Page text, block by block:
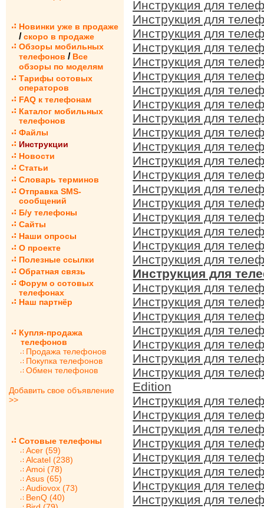
Новинки уже в продаже
/ скоро в продаже
Обзоры мобильных
телефонов / Все
обзоры по моделям
Тарифы сотовых
операторов
FAQ к телефонам
Каталог мобильных
телефонов
Файлы
Инструкции
Новости
Статьи
Словарь терминов
Отправка SMS-
сообщений
Б/у телефоны
Сайты
Наши опросы
О проекте
Полезные ссылки
Обратная связь
Форум о сотовых
телефонах
Наш партнёр
Купля-продажа
телефонов
Продажа телефонов
Покупка телефонов
Обмен телефонов
Добавить свое объявление
>>
Сотовые телефоны
Acer (59)
Alcatel (238)
Amoi (78)
Asus (65)
Audiovox (73)
BenQ (40)
Инструкция для
Инструкция для
Инструкция для
Инструкция для
Инструкция для
Инструкция для
Инструкция для
Инструкция для
Инструкция для
Инструкция для
Инструкция для
Инструкция для
Инструкция для
Инструкция для
Инструкция для
Инструкция для
Инструкция для
Инструкция для
Инструкция для
Инструкция для
Инструкция для
Инструкция для
Инструкция для
Инструкция для
Инструкция для
Инструкция для
Инструкция для
Edition
Инструкция для
Инструкция для
Инструкция для
Инструкция для
Инструкция для
Инструкция для
Инструкция для
Инструкция для